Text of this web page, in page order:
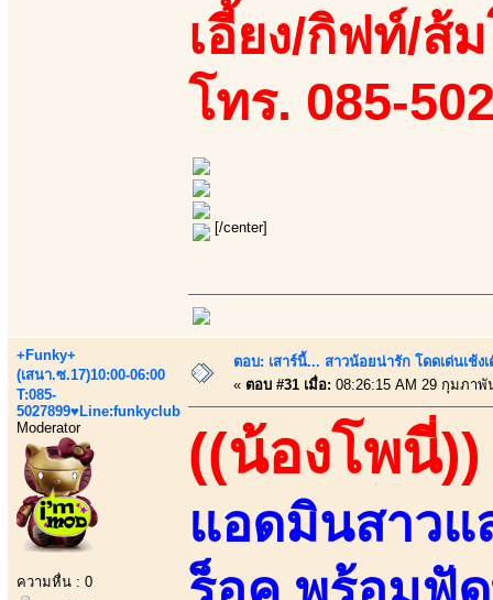
เอี้ยง/กิฟท์/ส้
โทร. 085-
[/center]
+Funky+
(เสนา.ซ.17)10:00-06:00
T:085-
5027899♥Line:funkyclub
Moderator
ความหื่น : 0
ตอบ: เสาร์นี้... สาวน้อยน่ารัก โดดเด่นเช้
« ตอบ #31 เมื่อ: 08:26:15 AM 29 กุมภาพั
((น้องโพนี่))
แอดมินสาวแ